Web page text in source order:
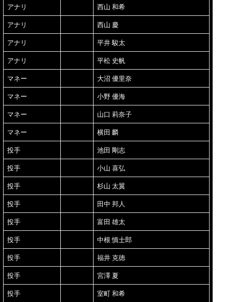
アナリ 西山 和希
アナリ 西山 慶
アナリ 平井 駿太
アナリ 平松 史帆
マネー 大沼 優里奈
マネー 小野 優海
マネー 山口 莉奈子
マネー 横田 麟
投手 池田 剛志
投手 小山 喜弘
投手 杉山 太翼
投手 田中 邦人
投手 富田 雄太
投手 中根 慎士郎
投手 福井 克徳
投手 宮澤 夏
投手 室町 和希